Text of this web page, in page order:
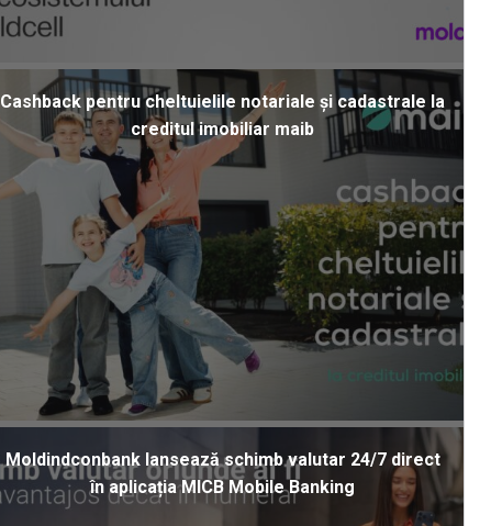
Cashback pentru cheltuielile notariale și cadastrale la
creditul imobiliar maib
Moldindconbank lansează schimb valutar 24/7 direct
în aplicația MICB Mobile Banking